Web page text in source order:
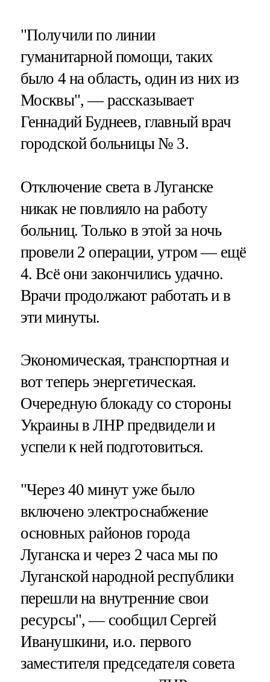
"Получили по линии
гуманитарной помощи, таких
было 4 на область, один из них из
Москвы", — рассказывает
Геннадий Буднеев, главный врач
городской больницы № 3.
Отключение света в Луганске
никак не повлияло на работу
больниц. Только в этой за ночь
провели 2 операции, утром — ещё
4. Всё они закончились удачно.
Врачи продолжают работать и в
эти минуты.
Экономическая, транспортная и
вот теперь энергетическая.
Очередную блокаду со стороны
Украины в ЛНР предвидели и
успели к ней подготовиться.
"Через 40 минут уже было
включено электроснабжение
основных районов города
Луганска и через 2 часа мы по
Луганской народной республики
перешли на внутренние свои
ресурсы", — сообщил Сергей
Иванушкини, и.о. первого
заместителя председателя совета